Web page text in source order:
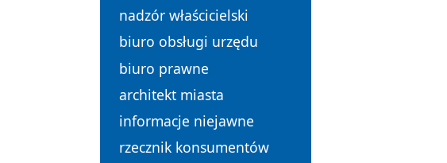
nadzór właścicielski
biuro obsługi urzędu
biuro prawne
architekt miasta
informacje niejawne
rzecznik konsumentów